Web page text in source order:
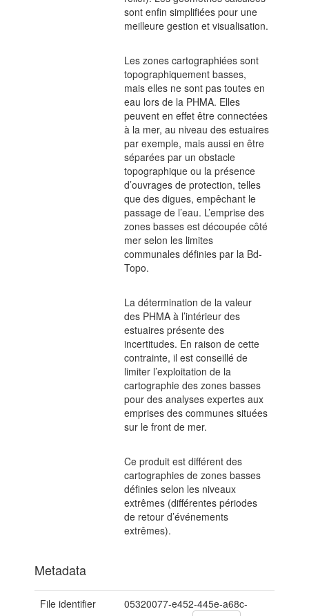
sont enfin simplifiées pour une
meilleure gestion et visualisation.
Les zones cartographiées sont
topographiquement basses,
mais elles ne sont pas toutes en
eau lors de la PHMA. Elles
peuvent en effet être connectées
à la mer, au niveau des estuaires
par exemple, mais aussi en être
séparées par un obstacle
topographique ou la présence
d’ouvrages de protection, telles
que des digues, empêchant le
passage de l’eau. L’emprise des
zones basses est découpée côté
mer selon les limites
communales définies par la Bd-
Topo.
La détermination de la valeur
des PHMA à l’intérieur des
estuaires présente des
incertitudes. En raison de cette
contrainte, il est conseillé de
limiter l’exploitation de la
cartographie des zones basses
pour des analyses expertes aux
emprises des communes situées
sur le front de mer.
Ce produit est différent des
cartographies de zones basses
définies selon les niveaux
extrêmes (différentes périodes
de retour d’événements
extrêmes).
Metadata
File identifier
05320077-e452-445e-a68c-